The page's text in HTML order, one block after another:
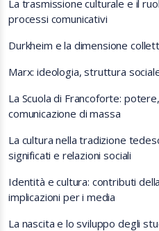
La trasmissione culturale e il
processi comunicativi
Durkheim e la dimensione
Marx: ideologia, struttura
La Scuola di Francoforte:
comunicazione di massa
La cultura nella tradizione
significati e relazioni sociali
Identità e cultura: contributi
implicazioni per i media
La nascita e lo sviluppo degli